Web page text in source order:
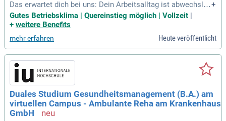
Das erwartet dich bei uns: Dein Arbeitsalltag ist abwechslun
gsreich und verbindet Organisation, Kommunikation und me
dizinische Assistenz.
+
Gutes Betriebsklima | Quereinstieg möglich | Vollzeit |
+ weitere Benefits
mehr erfahren Heute veröffentlicht
Duales Studium Gesundheitsmanagement (B.A.) am
virtuellen Campus - Ambulante Reha am Krankenhaus
GmbH